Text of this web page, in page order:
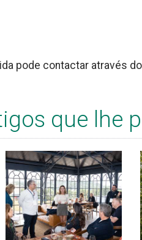
pode contactar através do
que lhe